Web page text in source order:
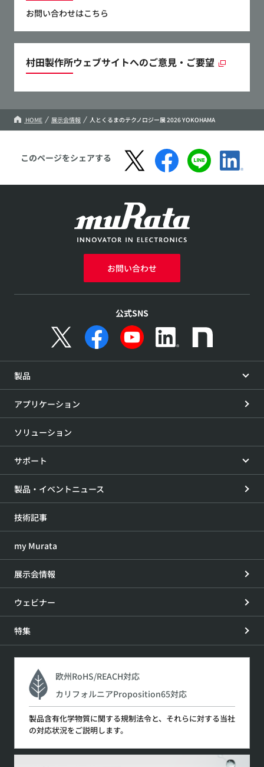
お問い合わせはこちら
村田製作所ウェブサイトへのご意見・ご要望
HOME 展示会情報 人とくるまのテクノロジー展 2026 YOKOHAMA
このページをシェアする
お問い合わせ
公式SNS
製品
アプリケーション
ソリューション
サポート
製品・イベントニュース
技術記事
my Murata
展示会情報
ウェビナー
特集
欧州RoHS/REACH対応
カリフォルニアProposition65対応
製品含有化学物質に関する規制法令と、それらに対する当社
の対応状況をご説明します。